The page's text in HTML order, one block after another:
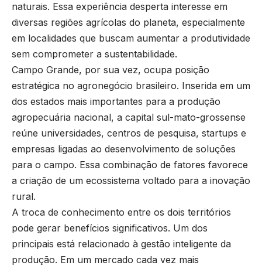
naturais. Essa experiência desperta interesse em
diversas regiões agrícolas do planeta, especialmente
em localidades que buscam aumentar a produtividade
sem comprometer a sustentabilidade.
Campo Grande, por sua vez, ocupa posição
estratégica no agronegócio brasileiro. Inserida em um
dos estados mais importantes para a produção
agropecuária nacional, a capital sul-mato-grossense
reúne universidades, centros de pesquisa, startups e
empresas ligadas ao desenvolvimento de soluções
para o campo. Essa combinação de fatores favorece
a criação de um ecossistema voltado para a inovação
rural.
A troca de conhecimento entre os dois territórios
pode gerar benefícios significativos. Um dos
principais está relacionado à gestão inteligente da
produção. Em um mercado cada vez mais